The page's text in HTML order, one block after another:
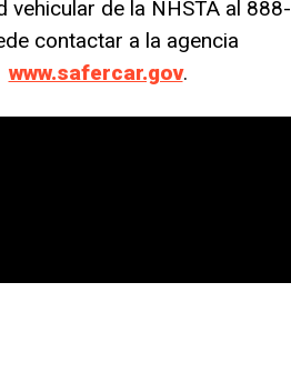
de la NHSTA al 888-
contactar a la agencia
www.safercar.gov.